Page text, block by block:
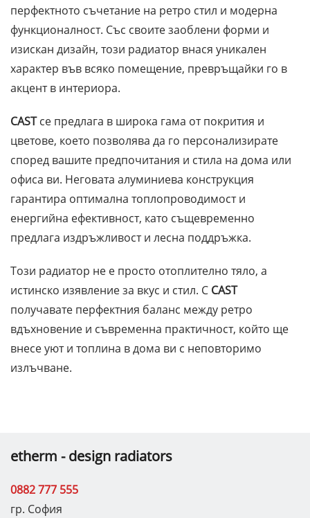
перфектното съчетание на ретро стил и модерна
функционалност. Със своите заоблени форми и
изискан дизайн, този радиатор внася уникален
характер във всяко помещение, превръщайки го в
акцент в интериора.
CASTсе предлага в широка гама от покрития и
цветове, което позволява да го персонализирате
според вашите предпочитания и стила на дома или
офиса ви. Неговата алуминиева конструкция
гарантира оптимална топлопроводимост и
енергийна ефективност, като същевременно
предлага издръжливост и лесна поддръжка.
Този радиатор не е просто отоплително тяло, а
истинско изявление за вкус и стил. С CAST
получавате перфектния баланс между ретро
вдъхновение и съвременна практичност, който ще
внесе уют и топлина в дома ви с неповторимо
излъчване.
etherm - design radiators
0882 777 555
гр. София